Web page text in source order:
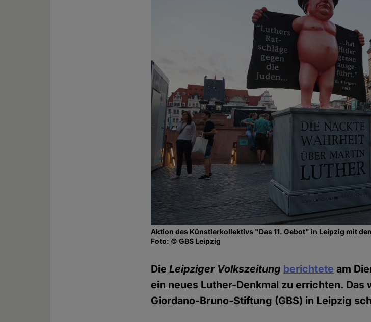
Aktion des Künstlerkollektivs "Das 11. Gebot" in Leipzig mit
Foto: © GBS Leipzig
DieLeipziger Volkszeitung berichtete am
ein neues Luther-Denkmal zu errichten.
Giordano-Bruno-Stiftung (GBS) in Leipzig